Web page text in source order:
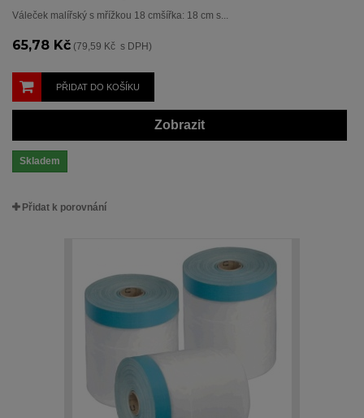
Váleček malířský s mřížkou 18 cmšířka: 18 cm s...
65,78 Kč (79,59 Kč s DPH)
PŘIDAT DO KOŠÍKU
Zobrazit
Skladem
Přidat k porovnání